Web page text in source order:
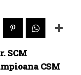
SCM
CSM